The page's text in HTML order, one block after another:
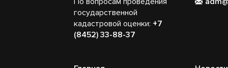
государственной
кадастровой оценки: +7
(8452) 33-88-37